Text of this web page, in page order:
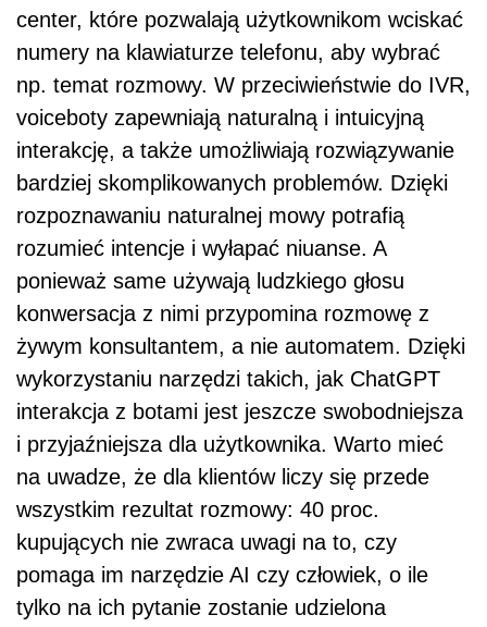
center, które pozwalają użytkownikom wciskać
numery na klawiaturze telefonu, aby wybrać
np. temat rozmowy. W przeciwieństwie do IVR,
voiceboty zapewniają naturalną i intuicyjną
interakcję, a także umożliwiają rozwiązywanie
bardziej skomplikowanych problemów. Dzięki
rozpoznawaniu naturalnej mowy potrafią
rozumieć intencje i wyłapać niuanse. A
ponieważ same używają ludzkiego głosu
konwersacja z nimi przypomina rozmowę z
żywym konsultantem, a nie automatem. Dzięki
wykorzystaniu narzędzi takich, jak ChatGPT
interakcja z botami jest jeszcze swobodniejsza
i przyjaźniejsza dla użytkownika. Warto mieć
na uwadze, że dla klientów liczy się przede
wszystkim rezultat rozmowy: 40 proc.
kupujących nie zwraca uwagi na to, czy
pomaga im narzędzie AI czy człowiek, o ile
tylko na ich pytanie zostanie udzielona